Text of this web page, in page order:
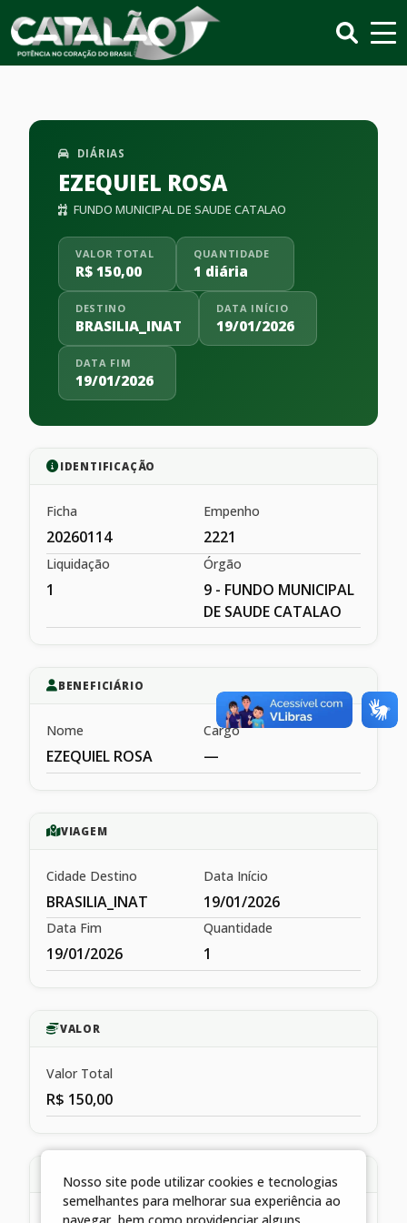
DIÁRIAS
EZEQUIEL ROSA
FUNDO MUNICIPAL DE SAUDE CATALAO
VALOR TOTAL
R$ 150,00
QUANTIDADE
1 diária
DESTINO
BRASILIA_INAT
DATA INÍCIO
19/01/2026
DATA FIM
19/01/2026
IDENTIFICAÇÃO
Ficha
20260114
Empenho
2221
Liquidação
1
Órgão
9 - FUNDO MUNICIPAL
DE SAUDE CATALAO
BENEFICIÁRIO
Nome
EZEQUIEL ROSA
Cargo
—
VIAGEM
Cidade Destino
BRASILIA_INAT
Data Início
19/01/2026
Data Fim
19/01/2026
Quantidade
1
VALOR
Valor Total
R$ 150,00
HISTÓRICO
Nosso site pode utilizar cookies e tecnologias
semelhantes para melhorar sua experiência ao